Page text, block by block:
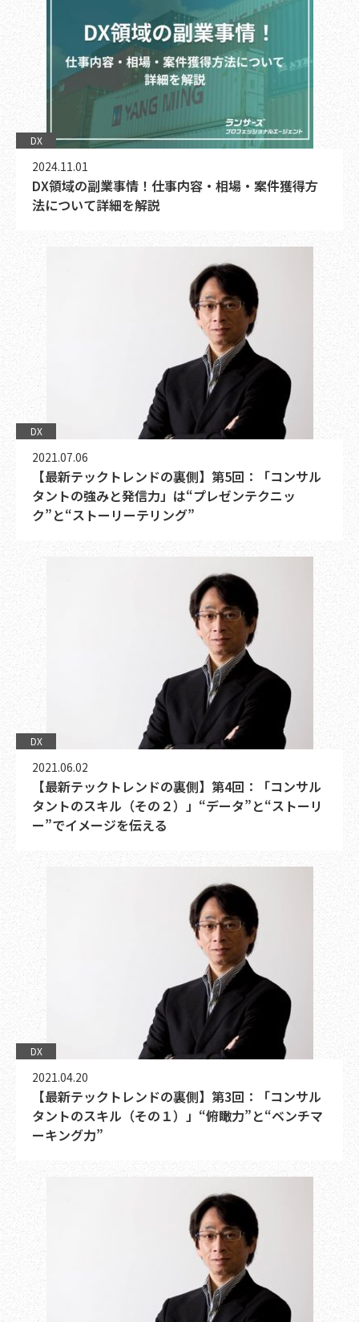
DX
2024.11.01
DX領域の副業事情！仕事内容・相場・案件獲得方
法について詳細を解説
DX
2021.07.06
【最新テックトレンドの裏側】第5回：「コンサル
タントの強みと発信力」は“プレゼンテクニッ
ク”と“ストーリーテリング”
DX
2021.06.02
【最新テックトレンドの裏側】第4回：「コンサル
タントのスキル（その２）」“データ”と“ストーリ
ー”でイメージを伝える
DX
2021.04.20
【最新テックトレンドの裏側】第3回：「コンサル
タントのスキル（その１）」“俯瞰力”と“ベンチマ
ーキング力”